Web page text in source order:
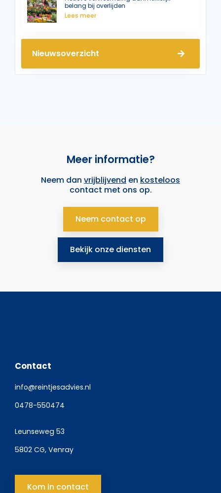
belang bij overlijden
Lees meer
Nieuwsoverzicht
Meer informatie?
Neem dan vrijblijvend en kosteloos
contact met ons op.
Neem contact op
Bekijk onze diensten
Contact
info@reintjesadvies.nl
0478-550474
Leunseweg 53
5802 CG, Venray
Kom in contact